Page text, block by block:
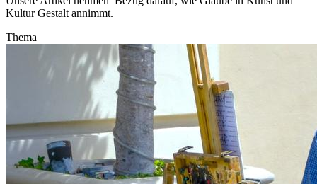
Kultur Gestalt annimmt.
Thema